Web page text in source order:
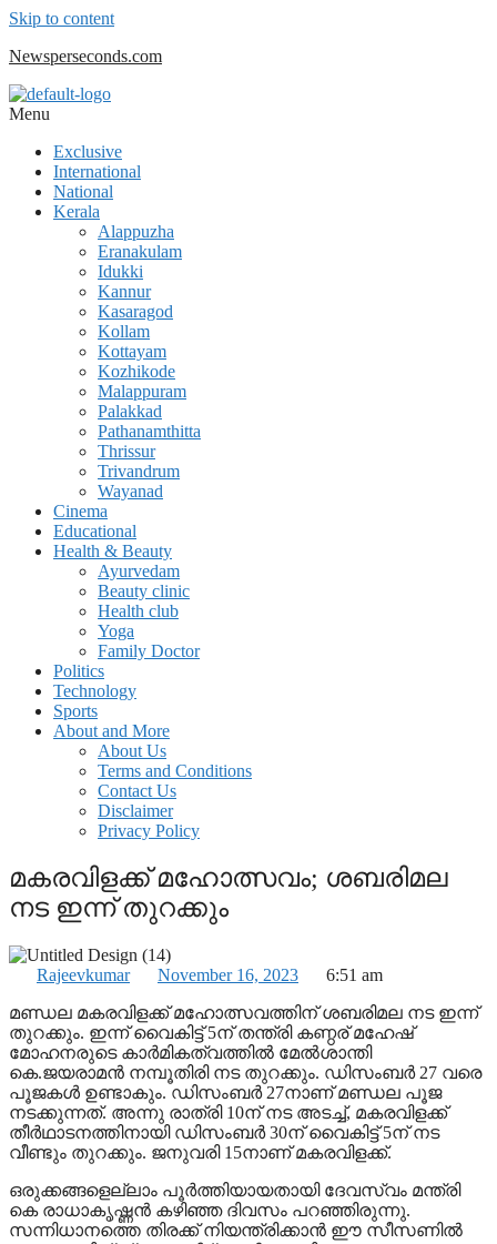
Skip to content
Newsperseconds.com
Menu
Exclusive
International
National
Kerala
Alappuzha
Eranakulam
Idukki
Kannur
Kasaragod
Kollam
Kottayam
Kozhikode
Malappuram
Palakkad
Pathanamthitta
Thrissur
Trivandrum
Wayanad
Cinema
Educational
Health & Beauty
Ayurvedam
Beauty clinic
Health club
Yoga
Family Doctor
Politics
Technology
Sports
About and More
About Us
Terms and Conditions
Contact Us
Disclaimer
Privacy Policy
മകരവിളക്ക് മഹോത്സവം; ശബരിമല
നട ഇന്ന് തുറക്കും
Rajeevkumar November 16, 2023
6:51 am
മണ്ഡല മകരവിളക്ക് മഹോത്സവത്തിന് ശബരിമല നട ഇന്ന്
തുറക്കും. ഇന്ന് വെെകിട്ട് 5ന് തന്ത്രി കണ്ഠര് മഹേഷ്
മോഹനരുടെ കാർമികത്വത്തിൽ മേൽശാന്തി
കെ.ജയരാമൻ നമ്പൂതിരി നട തുറക്കും. ഡിസംബർ 27 വരെ
പൂജകൾ ഉണ്ടാകും. ഡിസംബർ 27നാണ് മണ്ഡല പൂജ
നടക്കുന്നത്. അന്നു രാത്രി 10ന് നട അടച്ച്, മകരവിളക്ക്
തീർഥാടനത്തിനായി ഡിസംബർ 30ന് വൈകിട്ട് 5ന് നട
വീണ്ടും തുറക്കും. ജനുവരി 15നാണ് മകരവിളക്ക്.
ഒരുക്കങ്ങളെല്ലാം പൂർത്തിയായതായി ദേവസ്വം മന്ത്രി
കെ രാധാകൃഷ്ണൻ കഴിഞ്ഞ ദിവസം പറഞ്ഞിരുന്നു.
സന്നിധാനത്തെ തിരക്ക് നിയന്ത്രിക്കാൻ ഈ സീസണിൽ